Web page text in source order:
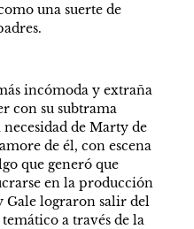
una suerte de
incómoda y extraña
con su subtrama
de Marty de
de él, con escena
que generó que
en la producción
Gale lograron salir del
a través de la